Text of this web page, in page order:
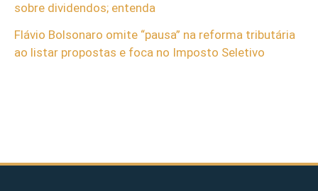
sobre dividendos; entenda
Flávio Bolsonaro omite “pausa” na reforma tributária
ao listar propostas e foca no Imposto Seletivo